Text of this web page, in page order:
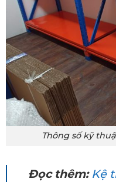
Thông số kỹ
Đọc thêm: Kệ